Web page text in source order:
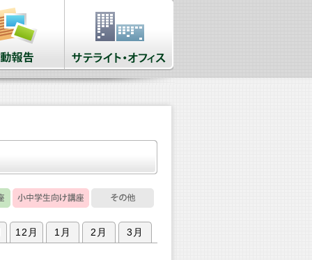
12月 1月 2月 3月